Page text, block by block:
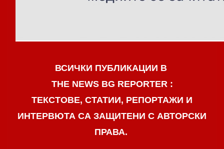
ВСИЧКИ ПУБЛИКАЦИИ В
THE NEWS BG REPORTER :
ТЕКСТОВЕ, СТАТИИ, РЕПОРТАЖИ И
ИНТЕРВЮТА СА ЗАЩИТЕНИ С АВТОРСКИ
ПРАВА.